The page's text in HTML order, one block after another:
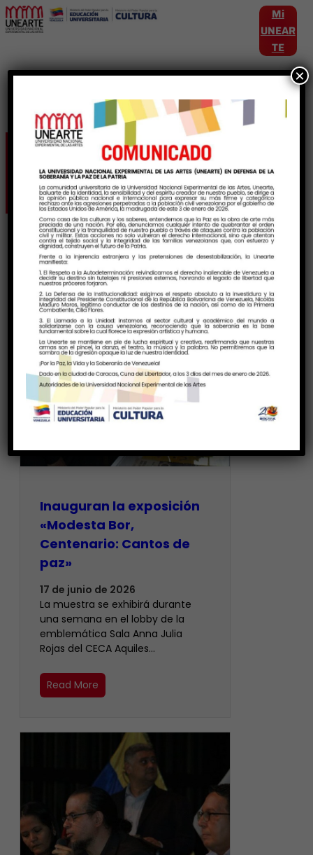
Mi
UNEAR
TE
Etiqueta:MuestraArtística
Inauguran la exposición
«Modesta Bor,
Centenario: Cantos de
paz»
17 de junio de 2026
La muestra se exhibirá durante
una semana en el lobby de la
emblemática Sala Anna Julia
Rojas del CECA Aquiles…
Read More
×